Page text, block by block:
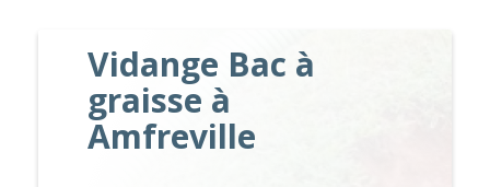
Vidange Bac à
graisse à
Amfreville